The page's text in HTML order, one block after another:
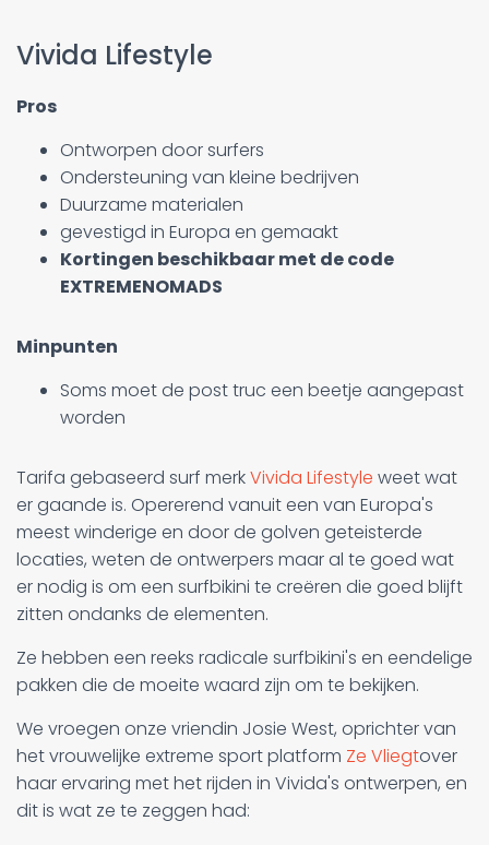
Vivida Lifestyle
Pros
Ontworpen door surfers
Ondersteuning van kleine bedrijven
Duurzame materialen
gevestigd in Europa en gemaakt
Kortingen beschikbaar met de code
EXTREMENOMADS
Minpunten
Soms moet de post truc een beetje aangepast
worden
Tarifa gebaseerd surf merkVivida Lifestyle weet wat
er gaande is. Opererend vanuit een van Europa's
meest winderige en door de golven geteisterde
locaties, weten de ontwerpers maar al te goed wat
er nodig is om een surfbikini te creëren die goed blijft
zitten ondanks de elementen.
Ze hebben een reeks radicale surfbikini's en eendelige
pakken die de moeite waard zijn om te bekijken.
We vroegen onze vriendin Josie West, oprichter van
het vrouwelijke extreme sport platform Ze Vliegtover
haar ervaring met het rijden in Vivida's ontwerpen, en
dit is wat ze te zeggen had: